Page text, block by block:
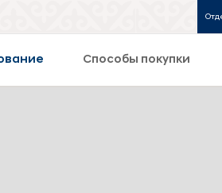
Способы покупки